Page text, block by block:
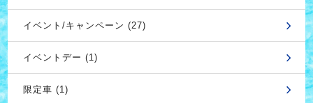
イベント/キャンペーン (27)
イベントデー (1)
限定車 (1)